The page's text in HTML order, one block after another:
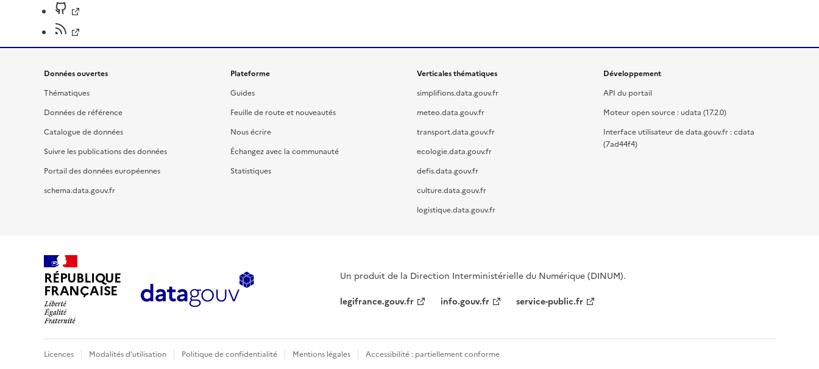
Données ouvertes
Thématiques
Données de référence
Catalogue de données
Suivre les publications des données
Portail des données européennes
schema.data.gouv.fr
Plateforme
Guides
Feuille de route et nouveautés
Nous écrire
Échangez avec la communauté
Statistiques
Verticales thématiques
simplifions.data.gouv.fr
meteo.data.gouv.fr
transport.data.gouv.fr
ecologie.data.gouv.fr
defis.data.gouv.fr
culture.data.gouv.fr
logistique.data.gouv.fr
Développement
API du portail
Moteur open source : udata (17.2.0)
Interface utilisateur de data.gouv.fr : cdata
(7ad44f4)
RÉPUBLIQUE
FRANÇAISE
Un produit de la Direction Interministérielle du Numérique (DINUM).
legifrance.gouv.fr
info.gouv.fr service-public.fr
Licences Modalités d'utilisation Politique de confidentialité Mentions légales Accessibilité : partiellement conforme